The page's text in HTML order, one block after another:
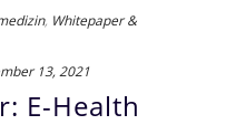
, Whitepaper &
13, 2021
E-Health